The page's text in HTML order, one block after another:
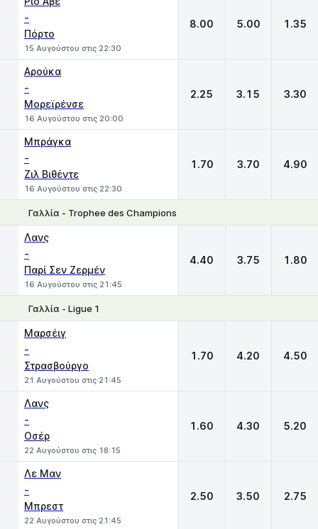
-
Πόρτο
15 Αυγούστου στις 22:30
8.00 5.00 1.35
Αρούκα
-
Μορεϊρένσε
16 Αυγούστου στις 20:00
2.25 3.15 3.30
Μπράγκα
-
Ζιλ Βιθέντε
16 Αυγούστου στις 22:30
1.70 3.70 4.90
Γαλλία - Trophee des Champions
Λανς
-
Παρί Σεν Ζερμέν
16 Αυγούστου στις 21:45
4.40 3.75 1.80
Γαλλία - Ligue 1
Μαρσέιγ
-
Στρασβούργο
21 Αυγούστου στις 21:45
1.70 4.20 4.50
Λανς
-
Οσέρ
22 Αυγούστου στις 18:15
1.60 4.30 5.20
Λε Μαν
-
Μπρεστ
22 Αυγούστου στις 21:45
2.50 3.50 2.75